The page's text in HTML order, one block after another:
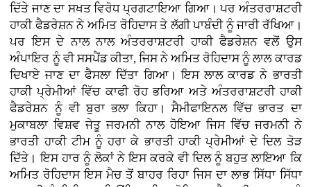
ਦਿੱਤੇ ਜਾਣ ਦਾ ਸਖਤ ਵਿਰੋਧ ਪ੍ਰਗਟਾਇਆ ਗਿਆ। ਪਰ ਅੰਤਰਰਾਸ਼ਟਰੀ
ਹਾਕੀ ਫੈਡਰੇਸ਼ਨ ਨੇ ਅਮਿਤ ਰੋਹਿਦਾਸ ਤੇ ਲੱਗੀ ਪਾਬੰਦੀ ਨੂੰ ਜਾਰੀ ਰੱਖਿਆ।
ਪਰ ਇਸ ਦੇ ਨਾਲ ਨਾਲ ਅੰਤਰਰਾਸ਼ਟਰੀ ਹਾਕੀ ਫੈਡਰੇਸ਼ਨ ਵਲੋਂ ਉਸ
ਅੰਪਾਇਰ ਨੂੰ ਵੀ ਸਸਪੈਂਡ ਕੀਤਾ, ਜਿਸ ਨੇ ਅਮਿਤ ਰੋਹਿਦਾਸ ਨੂੰ ਲਾਲ ਕਾਰਡ
ਦਿਖਾਏ ਜਾਣ ਦਾ ਫੈਸਲਾ ਦਿੱਤਾ ਗਿਆ। ਇਸ ਲਾਲ ਕਾਰਡ ਨੇ ਭਾਰਤੀ
ਹਾਕੀ ਪ੍ਰੇਮੀਆਂ ਵਿੱਚ ਕਾਫੀ ਰੋਹ ਭਰਿਆ ਅਤੇ ਅੰਤਰਰਾਸ਼ਟਰੀ ਹਾਕੀ
ਫੈਡਰੇਸ਼ਨ ਨੂੰ ਵੀ ਬੁਰਾ ਭਲਾ ਕਿਹਾ। ਸੈਮੀਫਾਇਨਲ ਵਿੱਚ ਭਾਰਤ ਦਾ
ਮੁਕਾਬਲਾ ਵਿਸ਼ਵ ਜੇਤੂ ਜਰਮਨੀ ਨਾਲ ਹੋਇਆ ਜਿਸ ਵਿੱਚ ਜਰਮਨੀ ਨੇ
ਭਾਰਤੀ ਹਾਕੀ ਟੀਮ ਨੂੰ ਹਰਾ ਕੇ ਭਾਰਤੀ ਹਾਕੀ ਪ੍ਰੇਮੀਆਂ ਦੇ ਦਿਲ ਤੋੜ
ਦਿੱਤੇ। ਇਸ ਹਾਰ ਨੂੰ ਲੋਕਾਂ ਨੇ ਇਸ ਕਰਕੇ ਵੀ ਦਿਲ ਨੂੰ ਬਹੁਤ ਲਾਇਆ ਕਿ
ਅਮਿਤ ਰੋਹਿਦਾਸ ਇਸ ਮੈਚ ਤੋਂ ਬਾਹਰ ਰਿਹਾ ਜਿਸ ਦਾ ਲਾਭ ਸਿੱਧਾ ਸਿੱਧਾ